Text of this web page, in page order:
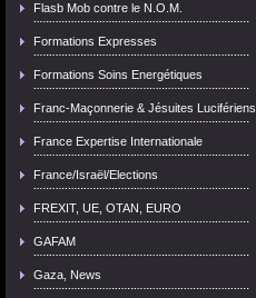
Flasb Mob contre le N.O.M.
Formations Expresses
Formations Soins Energétiques
Franc-Maçonnerie & Jésuites Lucifériens
France Expertise Internationale
France/Israël/Elections
FREXIT, UE, OTAN, EURO
GAFAM
Gaza, News